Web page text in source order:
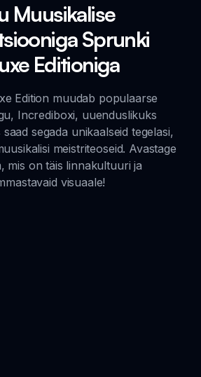
Muusikalise
Sprunki
Editioniga
Edition muudab populaarse
Incrediboxi, uuenduslikuks
segada unikaalseid tegelasi,
meistriteoseid. Avastage
mis on täis linnakultuuri ja
visuaale!